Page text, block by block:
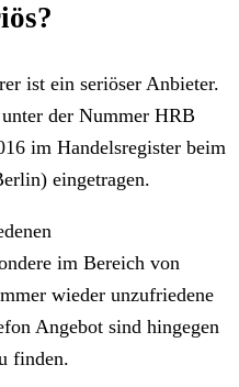
ist ein seriöser Anbieter.
der Nummer HRB
im Handelsregister beim
eingetragen.
im Bereich von
wieder unzufriedene
Angebot sind hingegen
finden.